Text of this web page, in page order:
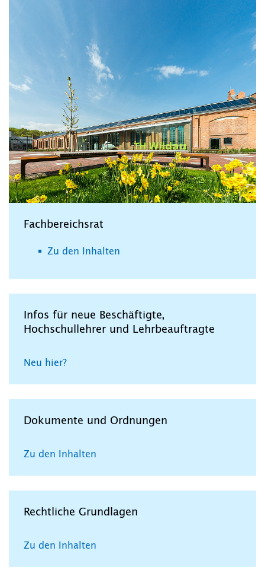
Fachbereichsrat
Zu den Inhalten
Infos für neue Beschäftigte,
Hochschullehrer und Lehrbeauftragte
Neu hier?
Dokumente und Ordnungen
Zu den Inhalten
Rechtliche Grundlagen
Zu den Inhalten